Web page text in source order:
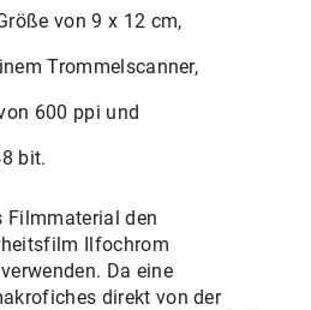
von 9 x 12 cm,
Trommelscanner,
600 ppi und
bit.
Filmmaterial den
Ilfochrom
Da eine
direkt von der